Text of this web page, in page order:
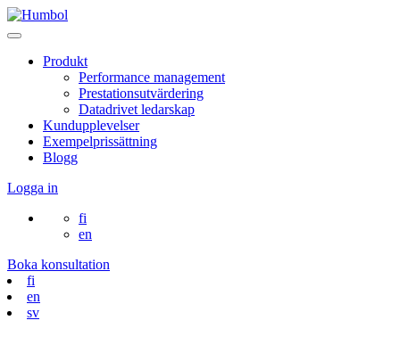
Skip
to
Main
Produkt
Performance management
Prestationsutvärdering
Datadrivet ledarskap
Kundupplevelser
Exempelprissättning
Blogg
Logga in
fi
en
Boka konsultation
fi
en
sv